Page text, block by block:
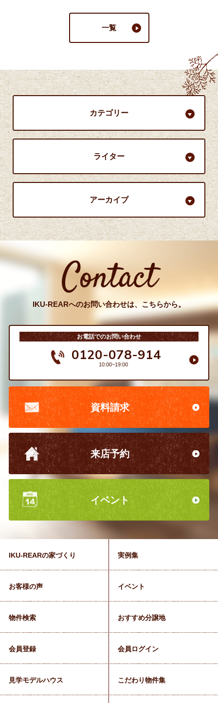
一覧
カテゴリー
ライター
アーカイブ
Contact
IKU-REARへのお問い合わせは、こちらから。
お電話でのお問い合わせ
0120-078-914
10:00~19:00
資料請求
来店予約
イベント
IKU-REARの家づくり 実例集
お客様の声 イベント
物件検索 おすすめ分譲地
会員登録 会員ログイン
見学モデルハウス こだわり物件集